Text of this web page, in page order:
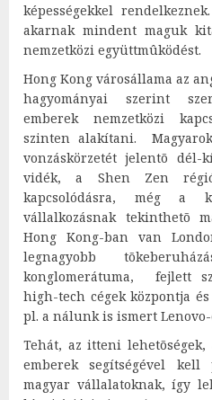
képességekkel
akarnak mindent maguk
nemzetközi együttmûködést.
Hong Kong városállama az
hagyományai szerint
emberek nemzetközi
szinten alakítani.
vonzáskörzetét jelentõ
vidék, a Shen Zen
kapcsolódásra, még a
vállalkozásnak tekinthetõ
Hong Kong-ban van
legnagyobb
konglomerátuma, fejlett
high-tech cégek központja
pl. a nálunk is ismert Lenovo-
Tehát, az itteni
emberek segítségével
magyar vállalatoknak, így